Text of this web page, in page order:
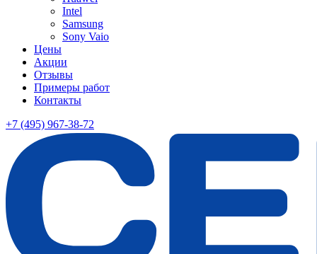
Intel
Samsung
Sony Vaio
Цены
Акции
Отзывы
Примеры работ
Контакты
+7 (495) 967-38-72